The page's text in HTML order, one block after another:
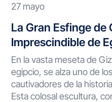
27 mayo
La Gran Esfinge
Imprescindible de
En la vasta meseta de
egipcio, se alza uno de
cautivadores de la
Esta colosal escultura,